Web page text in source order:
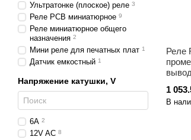
Реле
1
В
Ультратонке (плоское) реле 3
Реле PCB миниатюрное 9
Реле миниатюрное общего
назначения 2
Мини реле для печатных плат 1
Датчик емкостный 1
Напряжение катушки, V
6А 2
12V AC 8